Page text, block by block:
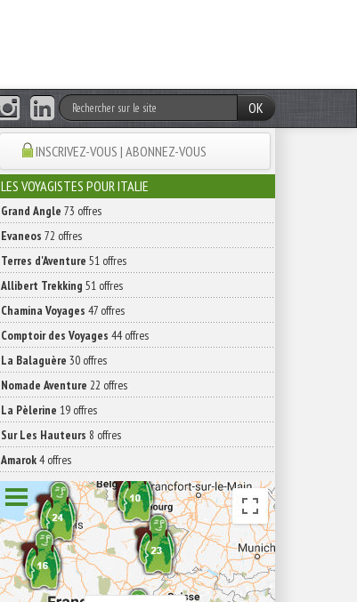
OK
INSCRIVEZ-VOUS | ABONNEZ-VOUS
LES VOYAGISTES POUR ITALIE
Grand Angle 73 offres
Evaneos 72 offres
Terres d'Aventure 51 offres
Allibert Trekking 51 offres
Chamina Voyages 47 offres
Comptoir des Voyages 44 offres
La Balaguère 30 offres
Nomade Aventure 22 offres
La Pèlerine 19 offres
Sur Les Hauteurs 8 offres
Amarok4 offres